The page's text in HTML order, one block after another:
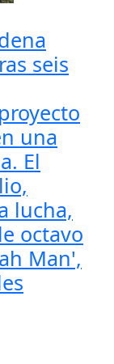
seis
una
El
lucha,
octavo
Man',